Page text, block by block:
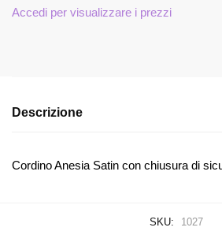
Accedi per visualizzare i prezzi
Descrizione
Cordino Anesia Satin con chiusura di
SKU:
1027